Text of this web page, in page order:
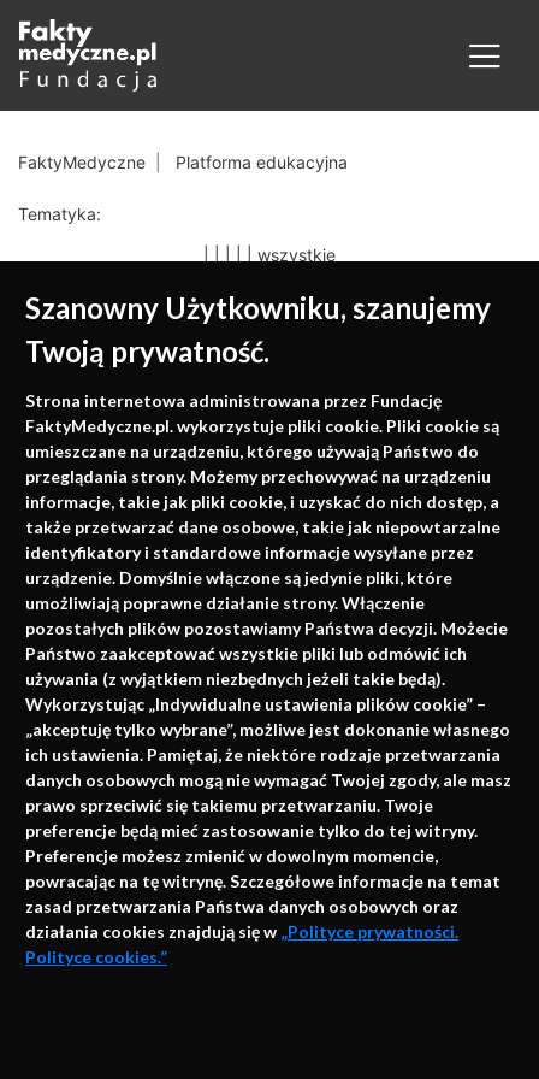
Szanowny Użytkowniku, szanujemy
Twoją prywatność.
Strona internetowa administrowana przez Fundację
FaktyMedyczne.pl. wykorzystuje pliki cookie. Pliki cookie są
umieszczane na urządzeniu, którego używają Państwo do
przeglądania strony. Możemy przechowywać na urządzeniu
informacje, takie jak pliki cookie, i uzyskać do nich dostęp, a
także przetwarzać dane osobowe, takie jak niepowtarzalne
identyfikatory i standardowe informacje wysyłane przez
urządzenie. Domyślnie włączone są jedynie pliki, które
umożliwiają poprawne działanie strony. Włączenie
pozostałych plików pozostawiamy Państwa decyzji. Możecie
Państwo zaakceptować wszystkie pliki lub odmówić ich
używania (z wyjątkiem niezbędnych jeżeli takie będą).
Wykorzystując „Indywidualne ustawienia plików cookie” –
„akceptuję tylko wybrane”, możliwe jest dokonanie własnego
ich ustawienia. Pamiętaj, że niektóre rodzaje przetwarzania
danych osobowych mogą nie wymagać Twojej zgody, ale masz
prawo sprzeciwić się takiemu przetwarzaniu. Twoje
preferencje będą mieć zastosowanie tylko do tej witryny.
Preferencje możesz zmienić w dowolnym momencie,
powracając na tę witrynę. Szczegółowe informacje na temat
zasad przetwarzania Państwa danych osobowych oraz
działania cookies znajdują się w „Polityce prywatności.
Polityce cookies.”
FaktyMedyczne Platforma edukacyjna
Tematyka:
wszystkie
Medycyna oparta na
faktach
Konferencje, szkolenia, e-learning, wydawnictwo
Napisz do nas
info@faktymedyczne.pl
ul. Towarowa 2
43-460 Wisła
Redakcja medyczna:
ul. Wolności 338b